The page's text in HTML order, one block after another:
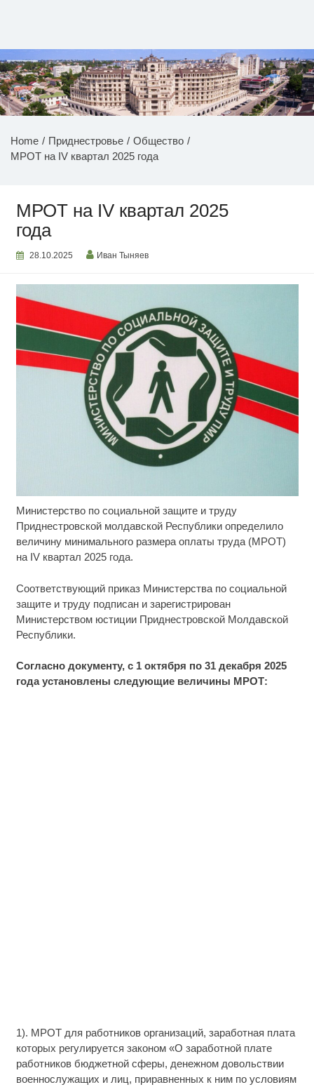
НОВОСТИ ПРИДНЕСТРОВЬЯ
Home Приднестровье
Общество
МРОТ на IV квартал 2025 года
МРОТ на IV квартал 2025
года
28.10.2025 Иван Тыняев
Министерство по социальной защите и труду
Приднестровской молдавской Республики определило
величину минимального размера оплаты труда (МРОТ)
на IV квартал 2025 года.
Соответствующий приказ Министерства по социальной
защите и труду подписан и зарегистрирован
Министерством юстиции Приднестровской Молдавской
Республики.
Согласно документу, с 1 октября по 31 декабря 2025
года установлены следующие величины МРОТ:
1). МРОТ для работников организаций, заработная плата
которых регулируется законом «О заработной плате
работников бюджетной сферы, денежном довольствии
военнослужащих и лиц, приравненных к ним по условиям
Этот танец невесты оставит вас без слов!
Пересмотрела 10 раз
Ролик длится пару секунд, но вы будете в шоке
от увиденного
Ржу не переставая, это видео пересмотришь не
раз